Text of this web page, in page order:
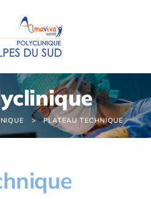
PLATEAU TECHNIQUE